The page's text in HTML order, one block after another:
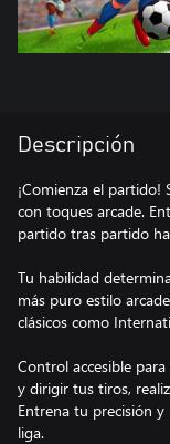
Descripción
¡Comienza el partido!
con toques arcade.
partido tras partido
Tu habilidad
más puro estilo
clásicos como
Control accesible
y dirigir tus tiros,
Entrena tu precisión
liga.